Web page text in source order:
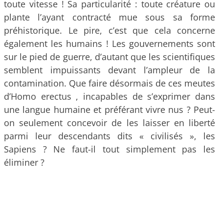
toute vitesse ! Sa particularité : toute créature ou
plante l’ayant contracté mue sous sa forme
préhistorique. Le pire, c’est que cela concerne
également les humains ! Les gouvernements sont
sur le pied de guerre, d’autant que les scientifiques
semblent impuissants devant l’ampleur de la
contamination. Que faire désormais de ces meutes
d’Homo erectus , incapables de s’exprimer dans
une langue humaine et préférant vivre nus ? Peut-
on seulement concevoir de les laisser en liberté
parmi leur descendants dits « civilisés », les
Sapiens ? Ne faut-il tout simplement pas les
éliminer ?